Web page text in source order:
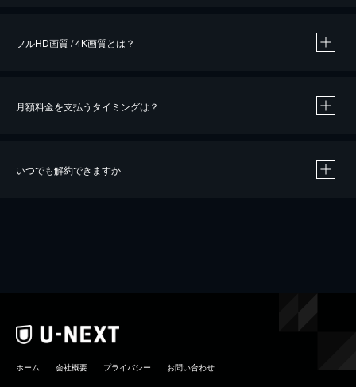
※40％ポイント還元の対象は、クレジットカード決済による作品の購入 / レンタルです。
フルHD画質 / 4K画質とは？
月額料金を支払うタイミングは？
いつでも解約できますか
ホーム 会社概要 プライバシー お問い合わせ